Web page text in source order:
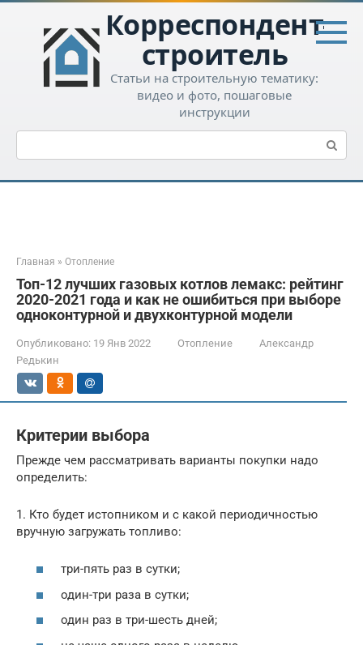
Перейти
контенту
Корреспондент-
строитель
Статьи на строительную тематику:
видео и фото, пошаговые
инструкции
Поиск:
Главная » Отопление
Топ-12 лучших газовых котлов лемакс: рейтинг
2020-2021 года и как не ошибиться при выборе
одноконтурной и двухконтурной модели
Опубликовано: 19 Янв 2022 Отопление
Александр
Редькин
Критерии выбора
Прежде чем рассматривать варианты покупки надо
определить:
1. Кто будет истопником и с какой периодичностью
вручную загружать топливо:
три-пять раз в сутки;
один-три раза в сутки;
один раз в три-шесть дней;